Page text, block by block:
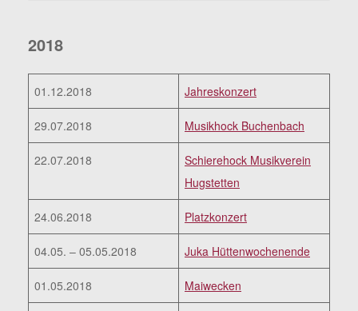
2018
01.12.2018 Jahreskonzert
29.07.2018 Musikhock Buchenbach
22.07.2018
Schierehock Musikverein
Hugstetten
24.06.2018 Platzkonzert
04.05. – 05.05.2018 Juka Hüttenwochenende
01.05.2018 Maiwecken